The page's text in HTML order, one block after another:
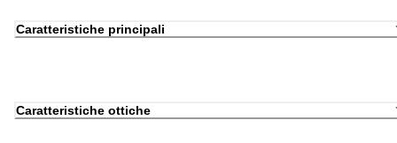
Caratteristiche principali
Caratteristiche ottiche